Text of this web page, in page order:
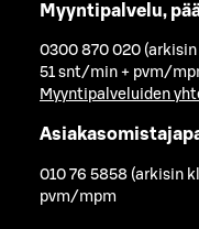
Myyntipalvelu,
0300 870 020
51 snt/min + pvm/
Myyntipalveluiden
010 76 5858 (arkisin
pvm/mpm